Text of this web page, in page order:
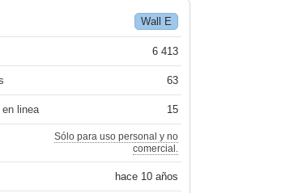
Wall E
6 413
63
en linea 15
Sólo para uso personal y no
comercial.
hace 10 años